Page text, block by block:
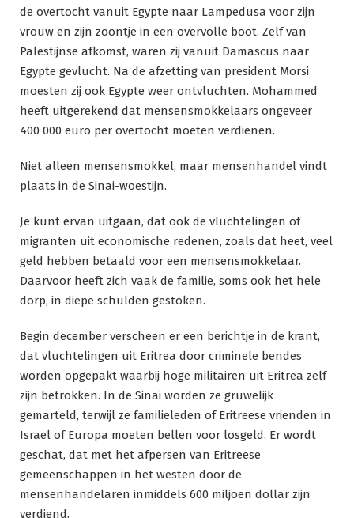
de overtocht vanuit Egypte naar Lampedusa voor zijn
vrouw en zijn zoontje in een overvolle boot. Zelf van
Palestijnse afkomst, waren zij vanuit Damascus naar
Egypte gevlucht. Na de afzetting van president Morsi
moesten zij ook Egypte weer ontvluchten. Mohammed
heeft uitgerekend dat mensensmokkelaars ongeveer
400 000 euro per overtocht moeten verdienen.
Niet alleen mensensmokkel, maar mensenhandel vindt
plaats in de Sinai-woestijn.
Je kunt ervan uitgaan, dat ook de vluchtelingen of
migranten uit economische redenen, zoals dat heet, veel
geld hebben betaald voor een mensensmokkelaar.
Daarvoor heeft zich vaak de familie, soms ook het hele
dorp, in diepe schulden gestoken.
Begin december verscheen er een berichtje in de krant,
dat vluchtelingen uit Eritrea door criminele bendes
worden opgepakt waarbij hoge militairen uit Eritrea zelf
zijn betrokken. In de Sinai worden ze gruwelijk
gemarteld, terwijl ze familieleden of Eritreese vrienden in
Israel of Europa moeten bellen voor losgeld. Er wordt
geschat, dat met het afpersen van Eritreese
gemeenschappen in het westen door de
mensenhandelaren inmiddels 600 miljoen dollar zijn
verdiend.